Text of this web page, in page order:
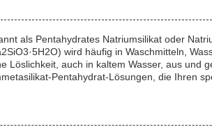
als Pentahydrates Natriumsilikat oder
wird häufig in Waschmitteln,
auch in kaltem Wasser, aus und
Pentahydrat-Lösungen, die Ihren